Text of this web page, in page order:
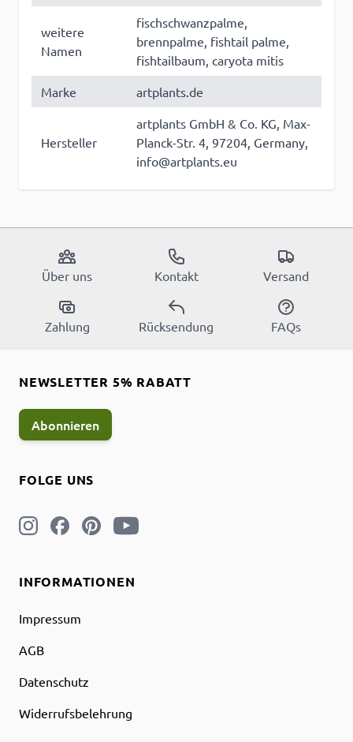
weitere
Namen
fischschwanzpalme,
brennpalme, fishtail palme,
fishtailbaum, caryota mitis
Marke
artplants.de
Hersteller
artplants GmbH & Co. KG, Max-
Planck-Str. 4, 97204, Germany,
info@artplants.eu
Über uns Kontakt Versand
Zahlung Rücksendung FAQs
INFORMATIONEN
Impressum
AGB
Datenschutz
Widerrufsbelehrung
FOLGE UNS
NEWSLETTER 5% RABATT
Abonnieren